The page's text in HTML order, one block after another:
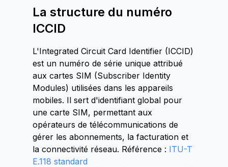
La structure du numéro
ICCID
L'Integrated Circuit Card Identifier (ICCID)
est un numéro de série unique attribué
aux cartes SIM (Subscriber Identity
Modules) utilisées dans les appareils
mobiles. Il sert d'identifiant global pour
une carte SIM, permettant aux
opérateurs de télécommunications de
gérer les abonnements, la facturation et
la connectivité réseau. Référence : ITU-T
E.118 standard